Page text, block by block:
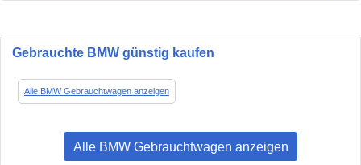
Gebrauchte BMW günstig kaufen
Alle BMW Gebrauchtwagen anzeigen
Alle BMW Gebrauchtwagen anzeigen